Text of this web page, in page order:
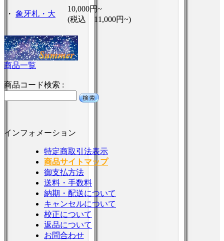
・ 象牙札・大
10,000円~
(税込 11,000円~)
商品一覧
商品コード検索 :
インフォメーション
特定商取引法表示
商品サイトマップ
御支払方法
送料・手数料
納期・配送について
キャンセルについて
校正について
返品について
お問合わせ